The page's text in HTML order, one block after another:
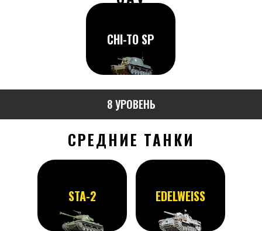
CHI-TO SP
8 УРОВЕНЬ
STA-2 EDELWEISS
СРЕДНИЕ ТАНКИ